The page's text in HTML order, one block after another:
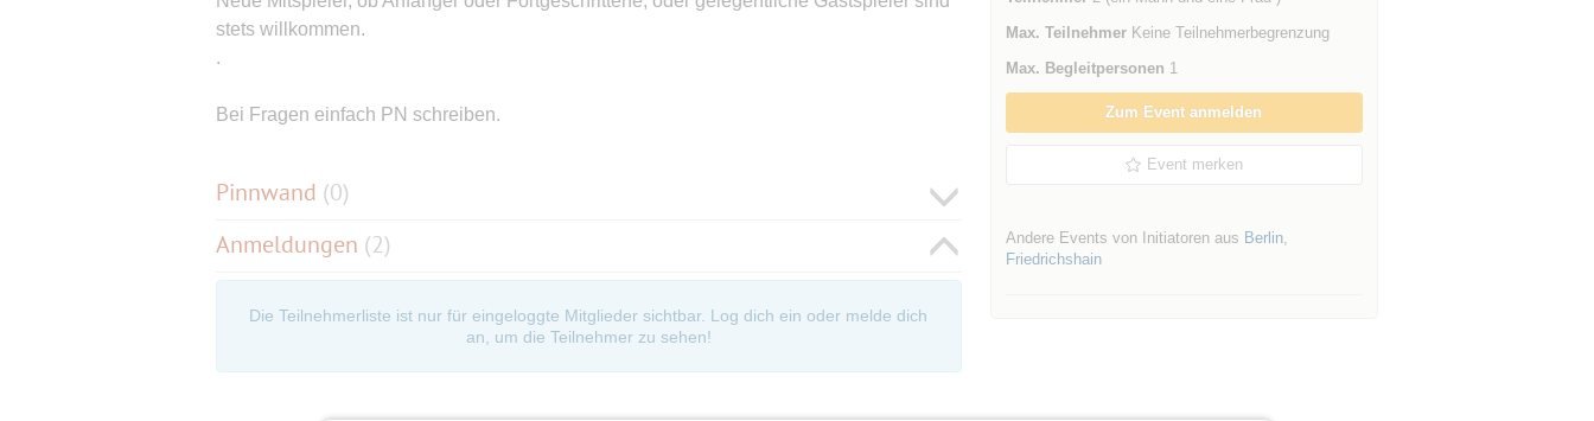
stets willkommen.
.
Bei Fragen einfach PN schreiben.
Pinnwand (0)
Anmeldungen (2)
Die Teilnehmerliste ist nur für eingeloggte Mitglieder sichtbar. Log dich ein oder melde dich
an, um die Teilnehmer zu sehen!
Max. TeilnehmerKeine Teilnehmerbegrenzung
Max. Begleitpersonen 1
Zum Event anmelden
Event merken
Andere Events von Initiatoren aus Berlin,
Friedrichshain